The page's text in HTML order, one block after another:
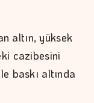
altın, yüksek
cazibesini
baskı altında